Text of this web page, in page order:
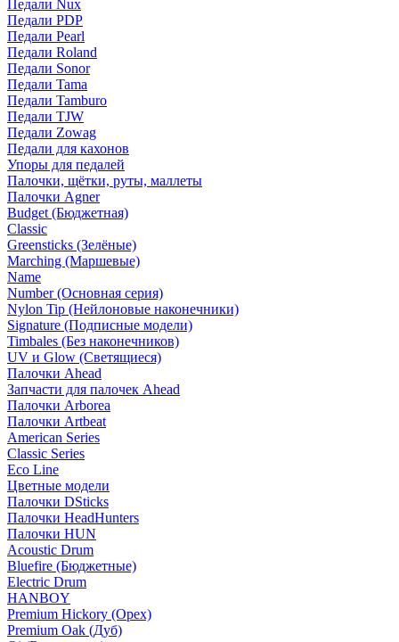
Педали Nux
Педали PDP
Педали Pearl
Педали Roland
Педали Sonor
Педали Tama
Педали Tamburo
Педали TJW
Педали Zowag
Педали для кахонов
Упоры для педалей
Палочки, щётки, руты, маллеты
Палочки Agner
Budget (Бюджетная)
Classic
Greensticks (Зелёные)
Marching (Маршевые)
Name
Number (Основная серия)
Nylon Tip (Нейлоновые наконечники)
Signature (Подписные модели)
Timbales (Без наконечников)
UV и Glow (Светящиеся)
Палочки Ahead
Запчасти для палочек Ahead
Палочки Arborea
Палочки Artbeat
American Series
Classic Series
Eco Line
Цветные модели
Палочки DSticks
Палочки HeadHunters
Палочки HUN
Acoustic Drum
Bluefire (Бюджетные)
Electric Drum
HANBOY
Premium Hickory (Орех)
Premium Oak (Дуб)